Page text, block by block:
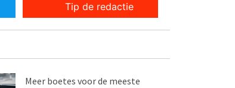
Tip de redactie
Meer boetes voor de meeste